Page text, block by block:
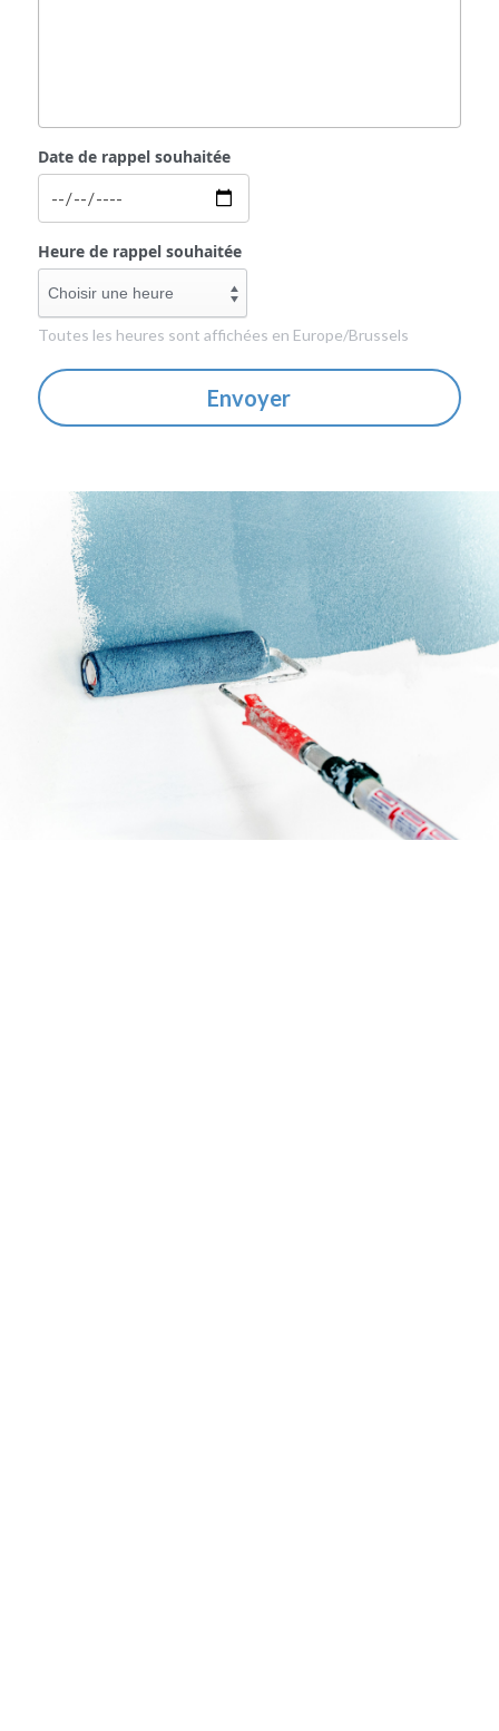
Date de rappel souhaitée
Heure de rappel souhaitée
Toutes les heures sont affichées en Europe/Brussels
Envoyer